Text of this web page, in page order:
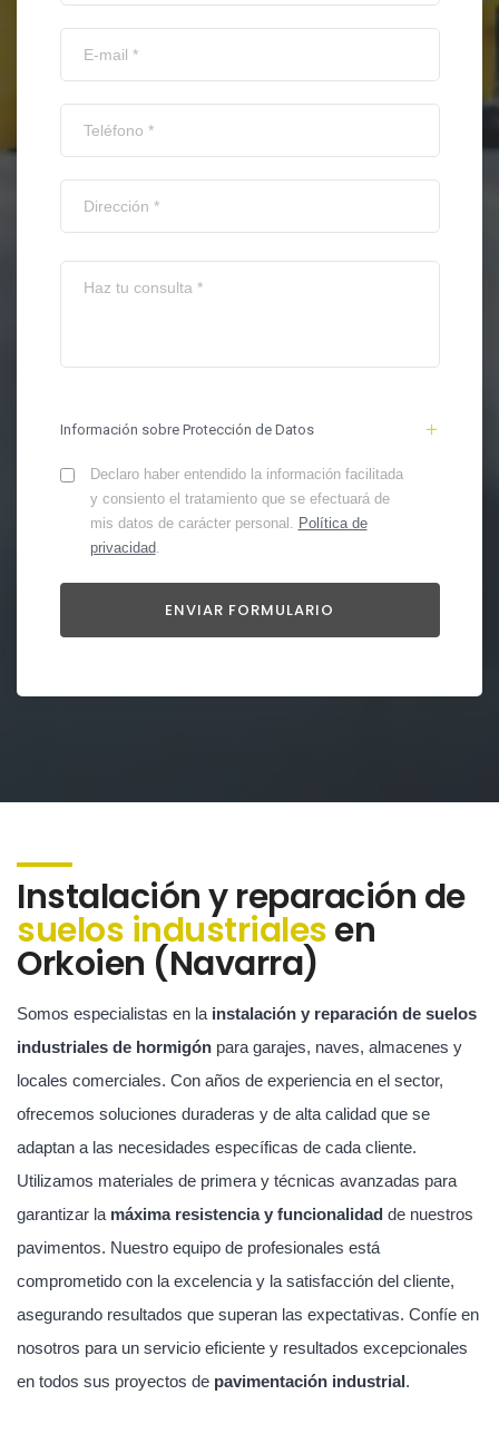
Información sobre Protección de Datos
Declaro haber entendido la información facilitada
y consiento el tratamiento que se efectuará de
mis datos de carácter personal. Política de
privacidad.
Instalación y reparación de
suelos industrialesen
Orkoien (Navarra)
Somos especialistas en la instalación y reparación de suelos
industriales de hormigón para garajes, naves, almacenes y
locales comerciales. Con años de experiencia en el sector,
ofrecemos soluciones duraderas y de alta calidad que se
adaptan a las necesidades específicas de cada cliente.
Utilizamos materiales de primera y técnicas avanzadas para
garantizar la máxima resistencia y funcionalidad de nuestros
pavimentos. Nuestro equipo de profesionales está
comprometido con la excelencia y la satisfacción del cliente,
asegurando resultados que superan las expectativas. Confíe en
nosotros para un servicio eficiente y resultados excepcionales
en todos sus proyectos de pavimentación industrial.